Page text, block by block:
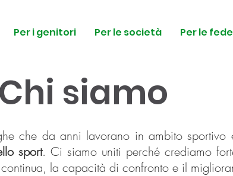
Per i genitori Per le società Per le
Chi siamo
che da anni lavorano in ambito sportivo
sport. Ci siamo uniti perché crediamo
la capacità di confronto e il